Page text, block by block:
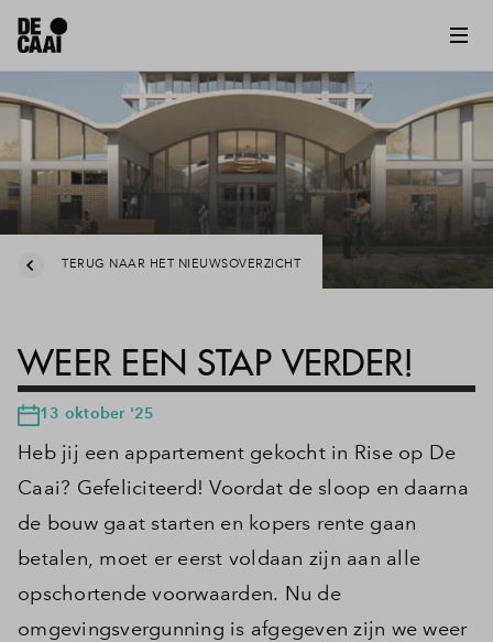
TERUG NAAR HET NIEUWSOVERZICHT
WEER EEN STAP VERDER!
13 oktober '25
Heb jij een appartement gekocht in Rise op De
Caai? Gefeliciteerd! Voordat de sloop en daarna
de bouw gaat starten en kopers rente gaan
betalen, moet er eerst voldaan zijn aan alle
opschortende voorwaarden. Nu de
omgevingsvergunning is afgegeven zijn we weer